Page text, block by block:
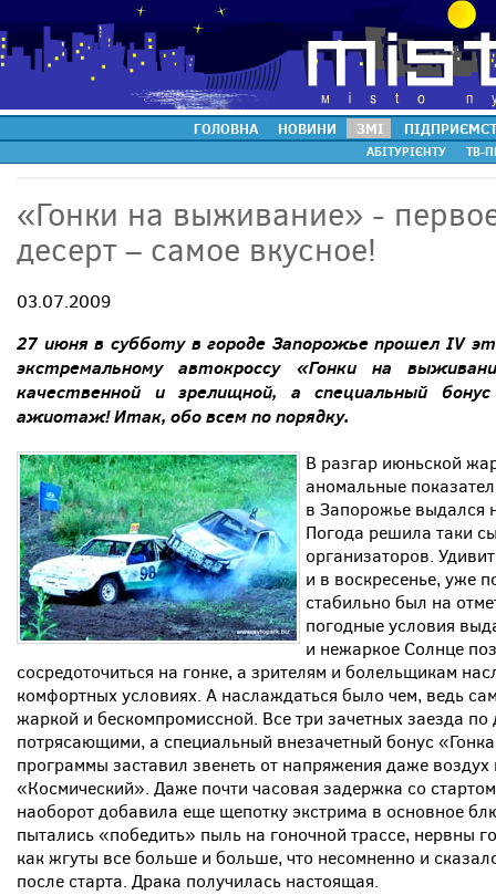
ГОЛОВНА НОВИНИ ЗМІ
АБІТУРІЄНТУ ТВ-
«Гонки на выживание» -
десерт – самое вкусное!
03.07.2009
27 июня в субботу в городе Запорожье прошел IV
экстремальному автокроссу «Гонки на
качественной и зрелищной, а специальный
ажиотаж! Итак, обо всем по порядку.
В разгар июньской
аномальные
в Запорожье выдался
Погода решила таки
организаторов.
и в воскресенье, уже
стабильно был на
погодные условия
и нежаркое Солнце
сосредоточиться на гонке, а зрителям и болельщикам
комфортных условиях. А наслаждаться было чем, ведь
жаркой и бескомпромиссной. Все три зачетных заезда по
потрясающими, а специальный внезачетный бонус
программы заставил звенеть от напряжения даже
«Космический». Даже почти часовая задержка со
наоборот добавила еще щепотку экстрима в основное
пытались «победить» пыль на гоночной трассе, нервны
как жгуты все больше и больше, что несомненно и
после старта. Драка получилась настоящая.